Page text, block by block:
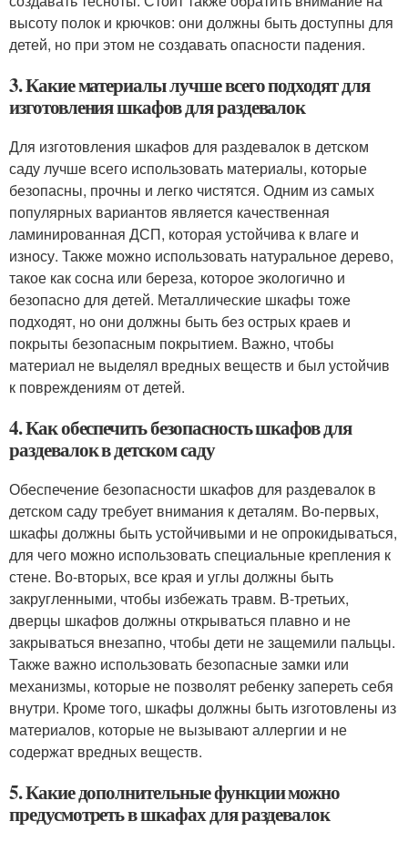
высоту полок и крючков: они должны быть доступны для
детей, но при этом не создавать опасности падения.
3. Какие материалы лучше всего подходят для
изготовления шкафов для раздевалок
Для изготовления шкафов для раздевалок в детском
саду лучше всего использовать материалы, которые
безопасны, прочны и легко чистятся. Одним из самых
популярных вариантов является качественная
ламинированная ДСП, которая устойчива к влаге и
износу. Также можно использовать натуральное дерево,
такое как сосна или береза, которое экологично и
безопасно для детей. Металлические шкафы тоже
подходят, но они должны быть без острых краев и
покрыты безопасным покрытием. Важно, чтобы
материал не выделял вредных веществ и был устойчив
к повреждениям от детей.
4. Как обеспечить безопасность шкафов для
раздевалок в детском саду
Обеспечение безопасности шкафов для раздевалок в
детском саду требует внимания к деталям. Во-первых,
шкафы должны быть устойчивыми и не опрокидываться,
для чего можно использовать специальные крепления к
стене. Во-вторых, все края и углы должны быть
закругленными, чтобы избежать травм. В-третьих,
дверцы шкафов должны открываться плавно и не
закрываться внезапно, чтобы дети не защемили пальцы.
Также важно использовать безопасные замки или
механизмы, которые не позволят ребенку запереть себя
внутри. Кроме того, шкафы должны быть изготовлены из
материалов, которые не вызывают аллергии и не
содержат вредных веществ.
5. Какие дополнительные функции можно
предусмотреть в шкафах для раздевалок